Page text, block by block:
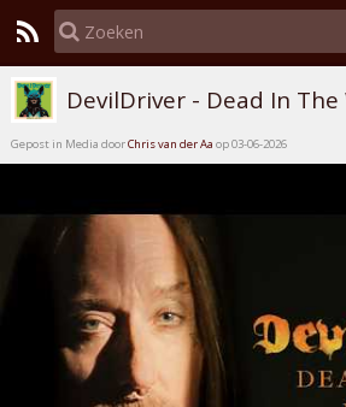
DevilDriver - Dead In
Gepost in Media doorChris van der Aa op 03-06-2026